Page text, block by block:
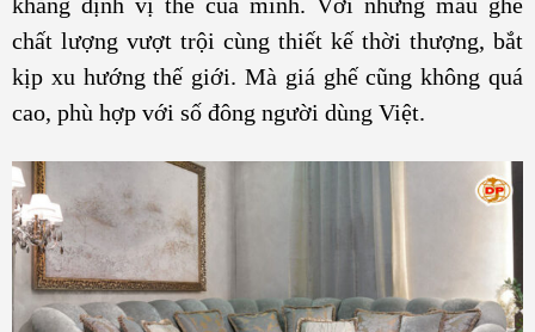
chất lượng vượt trội cùng thiết kế thời thượng, bắt
kịp xu hướng thế giới. Mà giá ghế cũng không quá
cao, phù hợp với số đông người dùng Việt.